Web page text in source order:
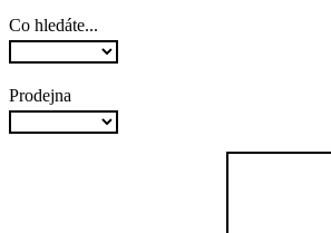
Co hledáte...
Prodejna